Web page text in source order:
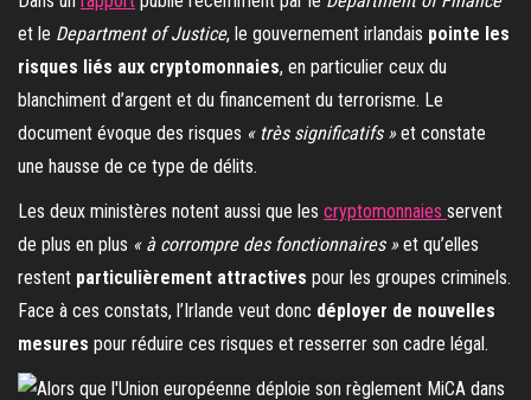
et le Department of Justice, le gouvernement irlandais pointe les
risques liés aux cryptomonnaies, en particulier ceux du
blanchiment d’argent et du financement du terrorisme. Le
document évoque des risques « très significatifs »et constate
une hausse de ce type de délits.
Les deux ministères notent aussi que les cryptomonnaies servent
de plus en plus « à corrompre des fonctionnaires »et qu’elles
restent particulièrement attractives pour les groupes criminels.
Face à ces constats, l’Irlande veut donc déployer de nouvelles
mesures pour réduire ces risques et resserrer son cadre légal.